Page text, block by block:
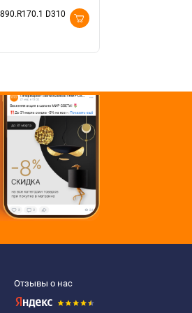
D310
Отзывы о нас